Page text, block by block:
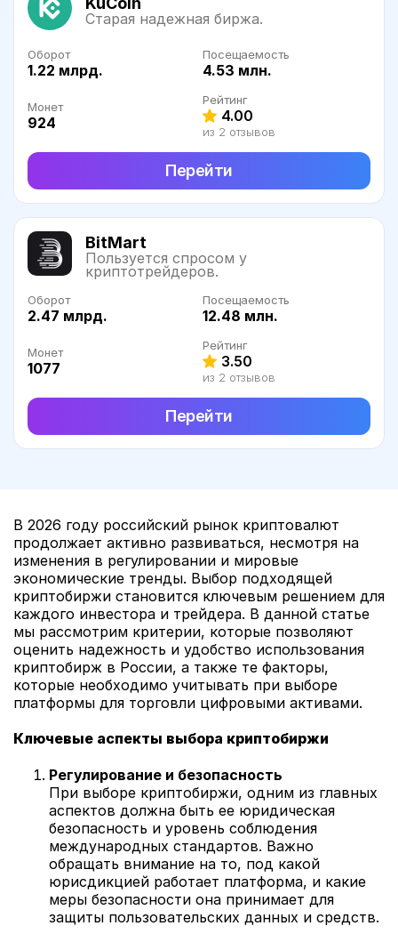
Старая надежная биржа.
Оборот
1.22 млрд.
Посещаемость
4.53 млн.
Монет
924
Рейтинг
4.00
из 2 отзывов
Перейти
BitMart
Пользуется спросом у
криптотрейдеров.
Оборот
2.47 млрд.
Посещаемость
12.48 млн.
Монет
1077
Рейтинг
3.50
из 2 отзывов
Перейти
В 2026 году российский рынок криптовалют
продолжает активно развиваться, несмотря на
изменения в регулировании и мировые
экономические тренды. Выбор подходящей
криптобиржи становится ключевым решением для
каждого инвестора и трейдера. В данной статье
мы рассмотрим критерии, которые позволяют
оценить надежность и удобство использования
криптобирж в России, а также те факторы,
которые необходимо учитывать при выборе
платформы для торговли цифровыми активами.
Ключевые аспекты выбора криптобиржи
Регулирование и безопасность
При выборе криптобиржи, одним из главных
аспектов должна быть ее юридическая
безопасность и уровень соблюдения
международных стандартов. Важно
обращать внимание на то, под какой
юрисдикцией работает платформа, и какие
меры безопасности она принимает для
защиты пользовательских данных и средств.